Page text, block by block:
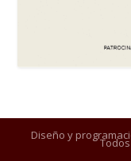
Diseño y